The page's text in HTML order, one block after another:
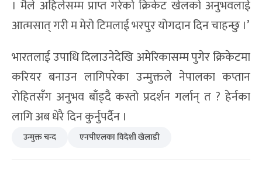
। मैले अहिलेसम्म प्राप्त गरेको क्रिकेट खेलको अनुभवलाई
आत्मसात् गरी म मेरो टिमलाई भरपुर योगदान दिन चाहन्छु ।’
भारतलाई उपाधि दिलाउनेदेखि अमेरिकासम्म पुगेर क्रिकेटमा
करियर बनाउन लागिपरेका उन्मुक्तले नेपालका कप्तान
रोहितसँग अनुभव बाँड्दै कस्तो प्रदर्शन गर्लान् त ? हेर्नका
लागि अब धेरै दिन कुर्नुपर्दैन ।
उन्मुक्त चन्द एनपीएलका विदेशी खेलाडी